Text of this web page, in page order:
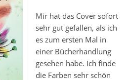
Mir hat das Cover sofort
sehr gut gefallen, als ich
es zum ersten Mal in
einer Bücherhandlung
gesehen habe. Ich finde
die Farben sehr schön